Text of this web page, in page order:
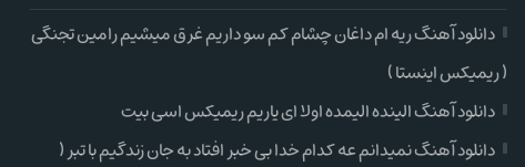
دانلود آهنگ ریه ام داغان چشام کم سو داریم غرق میشیم رامین تجنگی
( ریمیکس اینستا )
دانلود آهنگ الینده الیمده اولا ای یاریم ریمیکس اسی بیت
دانلود آهنگ نمیدانم عه کدام خدا بی خبر افتاد به جان زندگیم با تبر (